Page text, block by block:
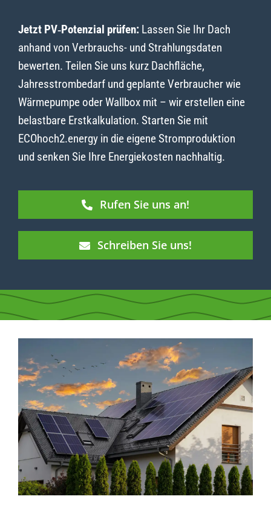
Jetzt PV‑Potenzial prüfen:Lassen Sie Ihr Dach
anhand von Verbrauchs- und Strahlungsdaten
bewerten. Teilen Sie uns kurz Dachfläche,
Jahresstrombedarf und geplante Verbraucher wie
Wärmepumpe oder Wallbox mit – wir erstellen eine
belastbare Erstkalkulation. Starten Sie mit
ECOhoch2.energy in die eigene Stromproduktion
und senken Sie Ihre Energiekosten nachhaltig.
Rufen Sie uns an!
Schreiben Sie uns!